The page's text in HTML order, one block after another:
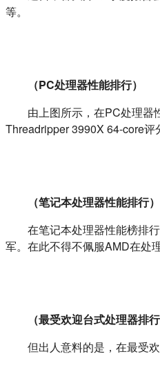
等。
（PC处理器性能排行）
Threadripper 3990X 64-core评
（笔记本处理器性能排行）
军。在此不得不佩服AMD在处
（最受欢迎台式处理器排行
但出人意料的是，在最